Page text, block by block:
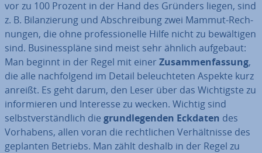
vor zu 100 Prozent in der Hand des Gründers liegen, sind
z. B. Bi­lan­zie­rung und Ab­schrei­bung zwei Mammut-Rech­
nun­gen, die ohne pro­fes­sio­nel­le Hilfe nicht zu be­wäl­ti­gen
sind. Busi­ness­plä­ne sind meist sehr ähnlich aufgebaut:
Man beginnt in der Regel mit einer Zu­sam­men­fas­sung,
die alle nach­fol­gend im Detail be­leuch­te­ten Aspekte kurz
anreißt. Es geht darum, den Leser über das Wich­tigs­te zu
in­for­mie­ren und Interesse zu wecken. Wichtig sind
selbst­ver­ständ­lich die grund­le­gen­den Eckdaten des
Vorhabens, allen voran die recht­li­chen Ver­hält­nis­se des
geplanten Betriebs. Man zählt deshalb in der Regel zu